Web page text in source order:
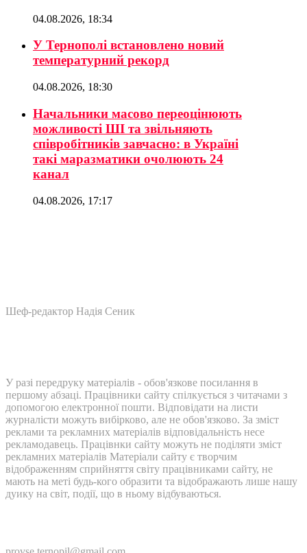
04.08.2026, 18:34
У Тернополі встановлено новий
температурний рекорд
04.08.2026, 18:30
Начальники масово переоцінюють
можливості ШІ та звільняють
співробітників завчасно: в Україні
такі маразматики очолюють 24
канал
04.08.2026, 17:17
Шеф-редактор Надія Сеник
У разі передруку матеріалів - обов'язкове посилання в
першому абзаці. Працівники сайту спілкується з читачами з
допомогою електронної пошти. Відповідати на листи
журналісти можуть вибірково, але не обов'язково. За зміст
реклами та рекламних матеріалів відповідальність несе
рекламодавець. Працівнки сайту можуть не поділяти зміст
рекламних матеріалів Матеріали сайту є творчим
відображенням сприйняття світу працівниками сайту, не
мають на меті будь-кого образити та відображають лише нашу
дуику на світ, події, що в ньому відбуваються.